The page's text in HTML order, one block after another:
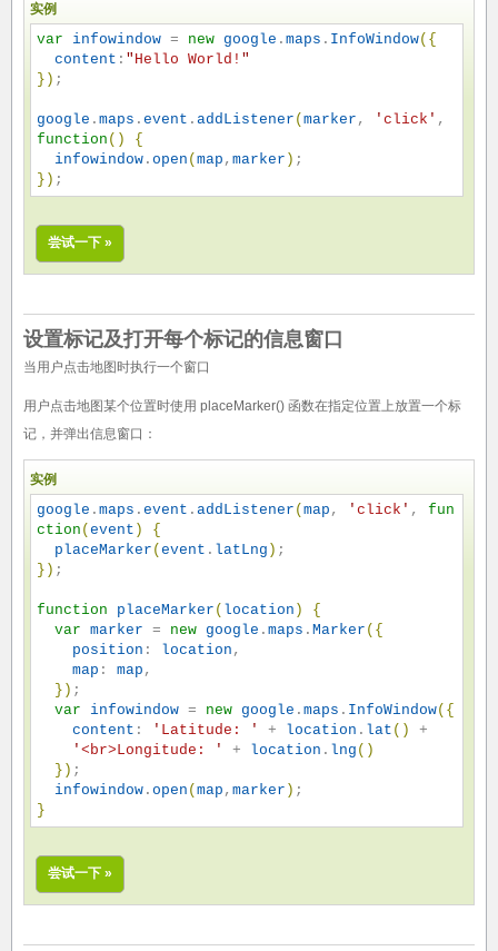
实例
var infowindow = new google . maps . InfoWindow( {
content : " Hello World! "
} ) ;
google . maps . event . addListener ( marker , ' click '
function ( )
{
infowindow . open ( map , marker )
} ) ;
尝试一下 »
设置标记及打开每个标记的信息窗口
当用户点击地图时执行一个窗口
用户点击地图某个位置时使用 placeMarker() 函数在指定位置上放置一个标
记，并弹出信息窗口：
实例
google . maps . event . addListener ( map , ' click ' , fun
ction ( event )
{
placeMarker ( event . latLng )
} ) ;
function placeMarker ( location )
{
var marker = new google . maps . Marker ( {
position : location ,
map : map ,
} ) ;
var
infowindow = new google . maps . InfoWindow( {
content : ' Latitude: ' + location . lat ( )
+
' <br>Longitude: ' + location . lng ( )
} ) ;
infowindow . open ( map , marker )
}
尝试一下 »